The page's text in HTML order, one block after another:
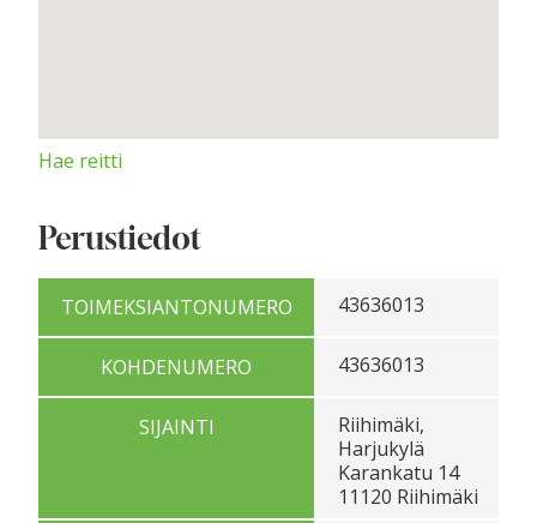
Hae reitti
Perustiedot
TOIMEKSIANTONUMERO 43636013
KOHDENUMERO 43636013
SIJAINTI
Riihimäki,
Harjukylä
Karankatu 14
11120 Riihimäki